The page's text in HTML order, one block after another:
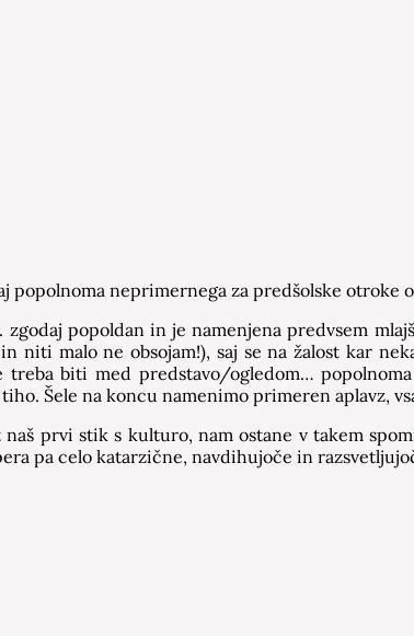
neprimernega za predšolske otroke
popoldan in je namenjena predvsem
malo ne obsojam!), saj se na žalost kar
biti med predstavo/ogledom…
Šele na koncu namenimo primeren aplavz,
prvi stik s kulturo, nam ostane v takem
pa celo katarzične, navdihujoče in